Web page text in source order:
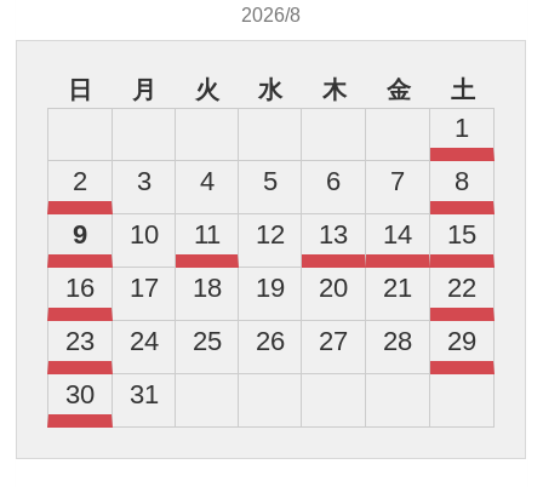
2026/8
日 月 火 水 木 金 土
1
2
3 4 5 6 7
8
9
10 11 12 13 14
15
16
17 18 19 20 21
22
23
24 25 26 27 28
29
30
31